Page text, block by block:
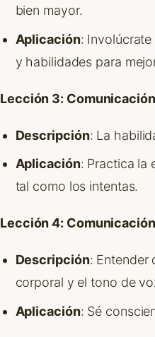
bien mayor.
Aplicación:
y habilidades para
Lección 3:
Descripción: La
Aplicación: Practica la
tal como los intentas.
Lección 4:
Descripción: Entender
corporal y el tono de
Aplicación: Sé